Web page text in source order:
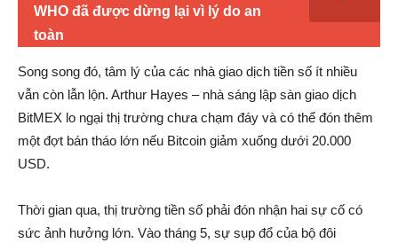
WHO đã được dừng lại vì lý do an
toàn
Song song đó, tâm lý của các nhà giao dịch tiền số ít nhiều
vẫn còn lẫn lộn. Arthur Hayes – nhà sáng lập sàn giao dịch
BitMEX lo ngại thị trường chưa chạm đáy và có thể đón thêm
một đợt bán tháo lớn nếu Bitcoin giảm xuống dưới 20.000
USD.
Thời gian qua, thị trường tiền số phải đón nhận hai sự cố có
sức ảnh hưởng lớn. Vào tháng 5, sự sụp đổ của bộ đôi